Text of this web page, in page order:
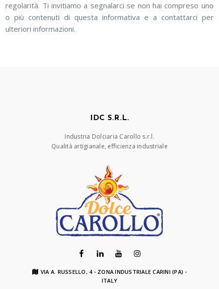
regolarità. Ti invitiamo a segnalarci se non hai compreso uno
o più contenuti di questa informativa e a contattarci per
ulteriori informazioni.
IDC S.R.L.
Industria Dolciaria Carollo s.r.l.
Qualità artigianale, efficienza industriale
VIA A. RUSSELLO, 4 - ZONA INDUSTRIALE CARINI (PA) -
ITALY